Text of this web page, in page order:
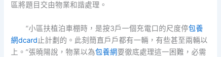
區將題目交由物業和諧處理。
“小區扶植泊車棚時，是按3戶一個充電口的尺度停包養
網dcard止計劃的。此刻簡直戶戶都有一輛，有些甚至兩輛以
上。”張曉陽說，物業以為包養網要徹底處理這一困難，必需